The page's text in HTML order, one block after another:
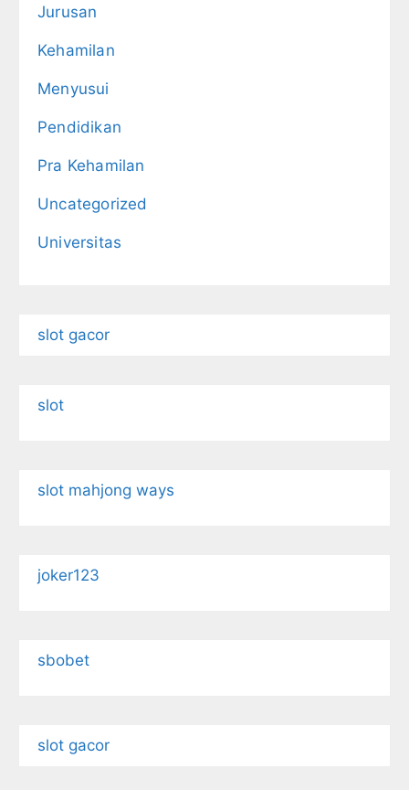
Jurusan
Kehamilan
Menyusui
Pendidikan
Pra Kehamilan
Uncategorized
Universitas
slot gacor
slot
slot mahjong ways
joker123
sbobet
slot gacor